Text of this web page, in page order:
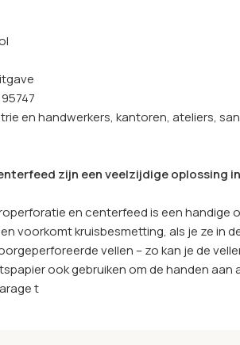
en handwerkers, kantoren, ateliers,
zijn een veelzijdige oplossing
en centerfeed is een handige
voorkomt kruisbesmetting, als je ze in
vellen – zo kan je de
ook gebruiken om de handen
t